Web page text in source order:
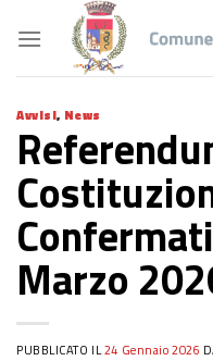
Avvisi, News
Marzo
PUBBLICATO IL24 Gennaio 2026